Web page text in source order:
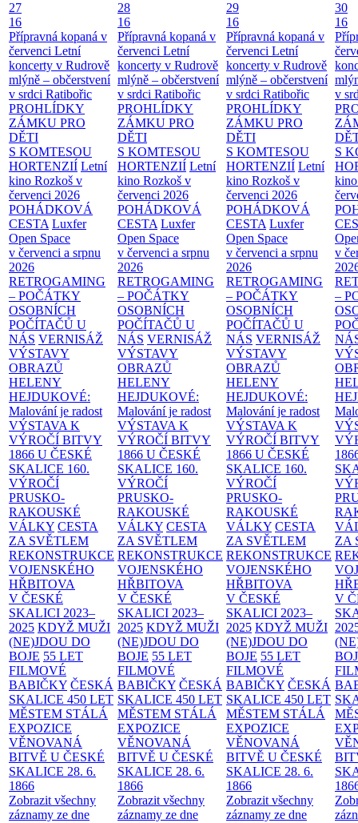
27
16
Přípravná kopaná v
červenci Letní
koncerty v Rudrově
mlýně – občerstvení
v srdci Ratibořic
PROHLÍDKY
ZÁMKU PRO
DĚTI
S KOMTESOU
HORTENZIÍ Letní
kino Rozkoš v
červenci 2026
POHÁDKOVÁ
CESTA Luxfer
Open Space
v červenci a srpnu
2026
RETROGAMING
– POČÁTKY
OSOBNÍCH
POČÍTAČŮ U
NÁS VERNISÁŽ
VÝSTAVY
OBRAZŮ
HELENY
HEJDUKOVÉ:
Malování je radost
VÝSTAVA K
VÝROČÍ BITVY
1866 U ČESKÉ
SKALICE 160.
VÝROČÍ
PRUSKO-
RAKOUSKÉ
VÁLKY CESTA
ZA SVĚTLEM
REKONSTRUKCE
VOJENSKÉHO
HŘBITOVA
V ČESKÉ
SKALICI 2023–
2025 KDYŽ MUŽI
(NE)JDOU DO
BOJE 55 LET
FILMOVÉ
BABIČKY ČESKÁ
SKALICE 450 LET
MĚSTEM STÁLÁ
EXPOZICE
VĚNOVANÁ
BITVĚ U ČESKÉ
SKALICE 28. 6.
1866
Zobrazit všechny
záznamy ze dne
28
16
Přípravná kopaná v
červenci Letní
koncerty v Rudrově
mlýně – občerstvení
v srdci Ratibořic
PROHLÍDKY
ZÁMKU PRO
DĚTI
S KOMTESOU
HORTENZIÍ Letní
kino Rozkoš v
červenci 2026
POHÁDKOVÁ
CESTA Luxfer
Open Space
v červenci a srpnu
2026
RETROGAMING
– POČÁTKY
OSOBNÍCH
POČÍTAČŮ U
NÁS VERNISÁŽ
VÝSTAVY
OBRAZŮ
HELENY
HEJDUKOVÉ:
Malování je radost
VÝSTAVA K
VÝROČÍ BITVY
1866 U ČESKÉ
SKALICE 160.
VÝROČÍ
PRUSKO-
RAKOUSKÉ
VÁLKY CESTA
ZA SVĚTLEM
REKONSTRUKCE
VOJENSKÉHO
HŘBITOVA
V ČESKÉ
SKALICI 2023–
2025 KDYŽ MUŽI
(NE)JDOU DO
BOJE 55 LET
FILMOVÉ
BABIČKY ČESKÁ
SKALICE 450 LET
MĚSTEM STÁLÁ
EXPOZICE
VĚNOVANÁ
BITVĚ U ČESKÉ
SKALICE 28. 6.
1866
Zobrazit všechny
záznamy ze dne
29
16
Přípravná kopaná v
červenci Letní
koncerty v Rudrově
mlýně – občerstvení
v srdci Ratibořic
PROHLÍDKY
ZÁMKU PRO
DĚTI
S KOMTESOU
HORTENZIÍ Letní
kino Rozkoš v
červenci 2026
POHÁDKOVÁ
CESTA Luxfer
Open Space
v červenci a srpnu
2026
RETROGAMING
– POČÁTKY
OSOBNÍCH
POČÍTAČŮ U
NÁS VERNISÁŽ
VÝSTAVY
OBRAZŮ
HELENY
HEJDUKOVÉ:
Malování je radost
VÝSTAVA K
VÝROČÍ BITVY
1866 U ČESKÉ
SKALICE 160.
VÝROČÍ
PRUSKO-
RAKOUSKÉ
VÁLKY CESTA
ZA SVĚTLEM
REKONSTRUKCE
VOJENSKÉHO
HŘBITOVA
V ČESKÉ
SKALICI 2023–
2025 KDYŽ MUŽI
(NE)JDOU DO
BOJE 55 LET
FILMOVÉ
BABIČKY ČESKÁ
SKALICE 450 LET
MĚSTEM STÁLÁ
EXPOZICE
VĚNOVANÁ
BITVĚ U ČESKÉ
SKALICE 28. 6.
1866
Zobrazit všechny
záznamy ze dne
30
16
v
S
v
–
ZA
V